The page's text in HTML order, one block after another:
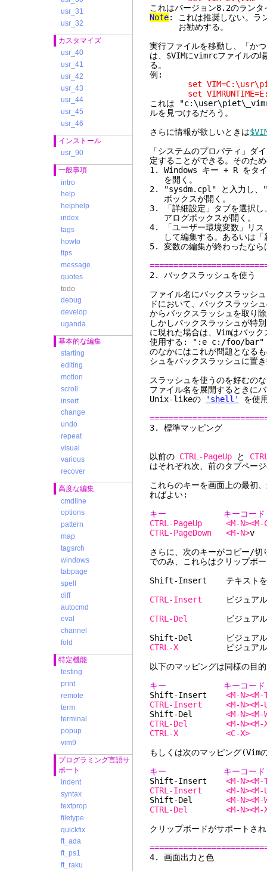
usr_31
usr_32
カスタマイズ
usr_40
usr_41
usr_42
usr_43
usr_44
usr_45
usr_46
インストール
usr_90
一般事項
intro
help
helphelp
index
tags
howto
tips
message
quotes
todo
debug
develop
uganda
基本的な編集
starting
editing
motion
scroll
insert
change
undo
repeat
visual
various
recover
高度な編集
cmdline
options
pattern
map
tagsrch
windows
tabpage
spell
diff
autocmd
eval
channel
fold
特定機能
testing
print
remote
term
terminal
popup
vim9
プログラミング言語サ
ポート
indent
syntax
textprop
filetype
quickfix
ft_ada
ft_ps1
ft_raku
これはバージョン8.2のラン
Note: これは推奨しない。ラ
お勧めする。
実行ファイルを移動し、「
は、$VIMにvimrcファイルの
る。
例:
set
set
これは
ルを見つけるだろう。
さらに情報が欲しいときは
「システムのプロパティ」ダ
定することができる。そのた
1. Windows キー + R をタイ
を開く。
2. "sysdm.cpl" と入力し、
ボックスが開く。
3. 「詳細設定」タブを選択し
アログボックスが開く。
4. 「ユーザー環境変数」リ
して編集する。あるいは「
5. 変数の編集が終わったなら
2. バックス
ファイル名にバックスラッシ
ドにおいて、バックスラッシ
からバックスラッシュを取
しかしバックスラッシュが特
に現れた場合は、Vimはバッ
使用する: ":e c:/foo/bar" は
のなかにはこれが問題となる
シュをバックスラッシュに置
スラッシュを使うのを好むの
ファイル名を展開するときに
Unix-likeの
'shell'
を使
3. 標準マ
以前の CTRL-PageUp と
はそれぞれ次、前のタブペー
これらのキーを画面上の最初
ればよい:
キー キーコード
CTRL-PageUp
<M-N><M-
CTRL-PageDown
<M-N>
さらに、次のキーがコピー/切
でのみ、これらはクリップボ
Shift-Insert テキスト
CTRL-Insert ビジュアルモ
CTRL-Del
ビジュアルモー
Shift-Del ビジュアルモー
CTRL-X ビジュアルモー
以下のマッピングは同様の目
キー キーコード
Shift-Insert <M-N><M-
CTRL-Insert
<M-N><M-
Shift-Del <M-N><M-
CTRL-Del
<M-N><M-
CTRL-X
<C-X>
もしくは次のマッピング(Vim
キー キーコード
Shift-Insert <M-N><M-
CTRL-Insert
<M-N><M-
Shift-Del <M-N><M-
CTRL-Del
<M-N><M-
クリップボードがサポートさ
4. 画